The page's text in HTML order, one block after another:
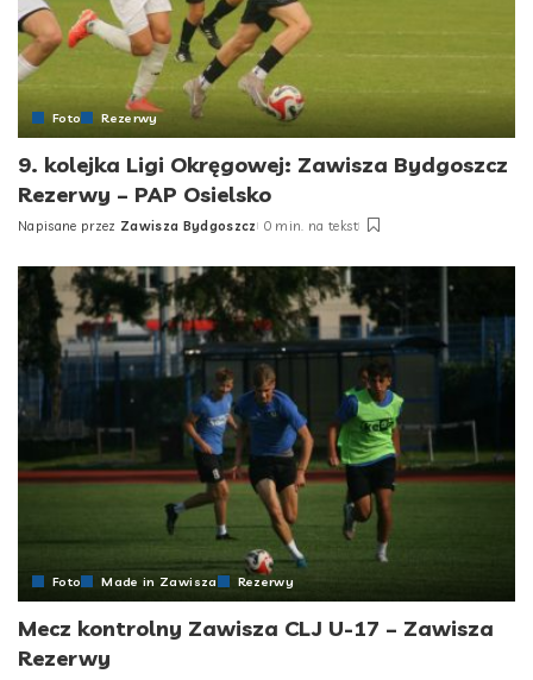
Foto Rezerwy
9. kolejka Ligi Okręgowej: Zawisza Bydgoszcz
Rezerwy – PAP Osielsko
Posted
Napisane przez Zawisza Bydgoszcz 0 min. na tekst
Foto Made in Zawisza Rezerwy
Mecz kontrolny Zawisza CLJ U-17 – Zawisza
Rezerwy